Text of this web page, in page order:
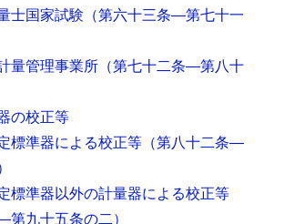
士国家試験 （第六十三条―第七十一
量管理事業所 （第七十二条―第八十
の校正等
準器による校正等 （第八十二条―
準器以外の計量器による校正等
第九十五条の二）